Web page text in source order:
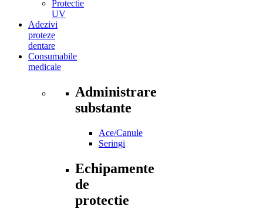
Protectie
UV
Adezivi
proteze
dentare
Consumabile
medicale
Administrare
substante
Ace/Canule
Seringi
Echipamente
de
protectie